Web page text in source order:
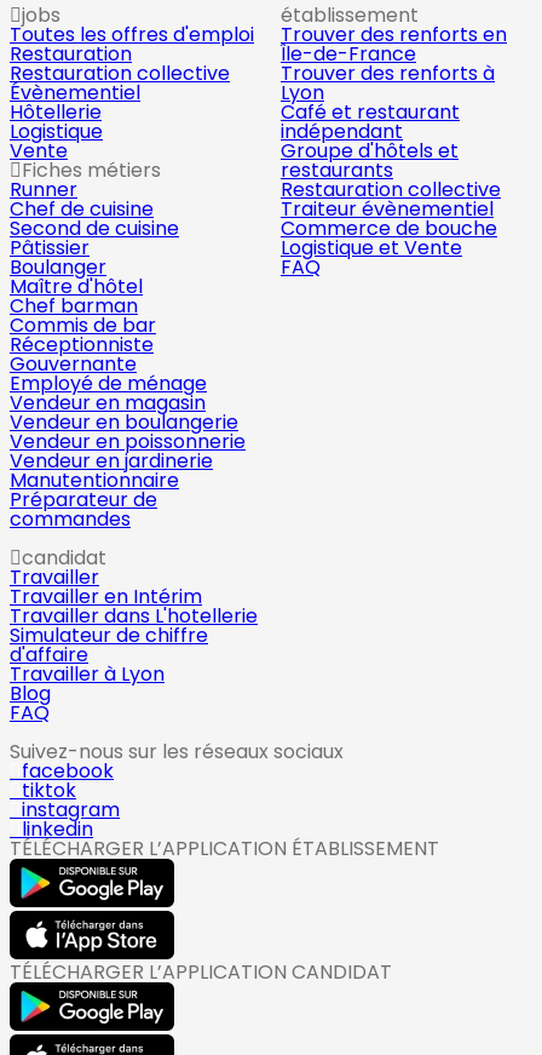
jobs
Toutes les offres d'emploi
Restauration
Restauration collective
Évènementiel
Hôtellerie
Logistique
Vente
Fiches métiers
Runner
Chef de cuisine
Second de cuisine
Pâtissier
Boulanger
Maître d'hôtel
Chef barman
Commis de bar
Réceptionniste
Gouvernante
Employé de ménage
Vendeur en magasin
Vendeur en boulangerie
Vendeur en poissonnerie
Vendeur en jardinerie
Manutentionnaire
Préparateur de
commandes
établissement
Trouver des renforts en
Île-de-France
Trouver des renforts à
Lyon
Café et restaurant
indépendant
Groupe d'hôtels et
restaurants
Restauration collective
Traiteur évènementiel
Commerce de bouche
Logistique et Vente
FAQ
candidat
Travailler
Travailler en Intérim
Travailler dans L'hotellerie
Simulateur de chiffre
d'affaire
Travailler à Lyon
Blog
FAQ
Suivez-nous sur les réseaux sociaux
facebook
tiktok
instagram
linkedin
TÉLÉCHARGER L’APPLICATION ÉTABLISSEMENT
TÉLÉCHARGER L’APPLICATION CANDIDAT